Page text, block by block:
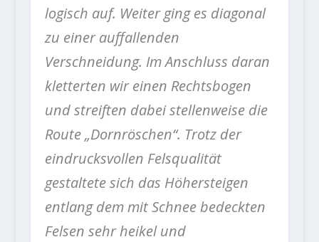
logisch auf. Weiter ging es diagonal
zu einer auffallenden
Verschneidung. Im Anschluss daran
kletterten wir einen Rechtsbogen
und streiften dabei stellenweise die
Route „Dornröschen“. Trotz der
eindrucksvollen Felsqualität
gestaltete sich das Höhersteigen
entlang dem mit Schnee bedeckten
Felsen sehr heikel und